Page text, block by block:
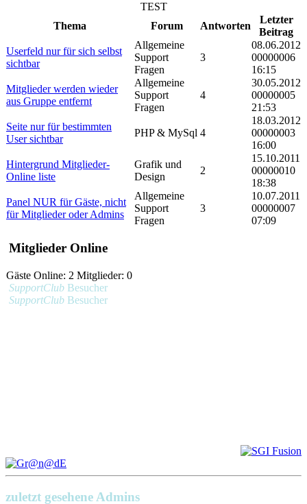
TEST
Thema
Forum Antworten
Letzter
Beitrag
Userfeld nur für sich selbst
sichtbar
Allgemeine
Support
Fragen
3
08.06.2012
00000006
16:15
Mitglieder werden wieder
aus Gruppe entfernt
Allgemeine
Support
Fragen
4
30.05.2012
00000005
21:53
Seite nur für bestimmten
User sichtbar
PHP & MySql 4
18.03.2012
00000003
16:00
Hintergrund Mitglieder-
Online liste
Grafik und
Design
2
15.10.2011
00000010
18:38
Panel NUR für Gäste, nicht
für Mitglieder oder Admins
Allgemeine
Support
Fragen
3
10.07.2011
00000007
07:09
Mitglieder Online
Gäste Online: 2 Mitglieder: 0
SupportClub Besucher
SupportClub Besucher
zuletzt gesehene Admins